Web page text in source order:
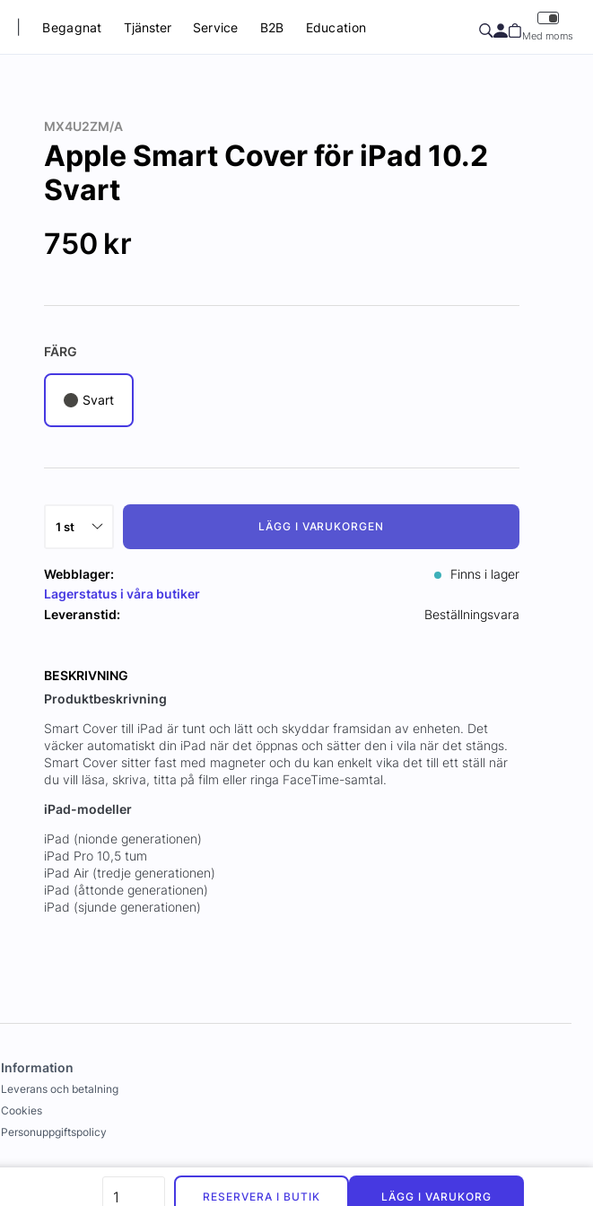
Begagnat Tjänster Service B2B Education
Med moms
MX4U2ZM/A
Apple Smart Cover för iPad 10.2
Svart
750 kr
FÄRG
Svart
LÄGG I VARUKORGEN
RESERVERA I BUTIK LÄGG I VARUKORG
Webblager:
Finns i lager
Lagerstatus i våra butiker
Leveranstid:
Beställningsvara
BESKRIVNING
Produktbeskrivning
Smart Cover till iPad är tunt och lätt och skyddar framsidan av enheten. Det
väcker automatiskt din iPad när det öppnas och sätter den i vila när det stängs.
Smart Cover sitter fast med magneter och du kan enkelt vika det till ett ställ när
du vill läsa, skriva, titta på film eller ringa FaceTime-samtal.
iPad-modeller
iPad (nionde generationen)
iPad Pro 10,5 tum
iPad Air (tredje generationen)
iPad (åttonde generationen)
iPad (sjunde generationen)
Information
Leverans och betalning
Cookies
Personuppgiftspolicy